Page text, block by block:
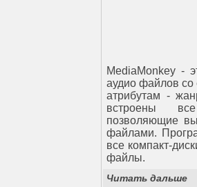
MediaMonkey -
аудио файлов со
атрибутам -
встроены
позволяющие
файлами.
все компакт-
файлы.
Читать дальше